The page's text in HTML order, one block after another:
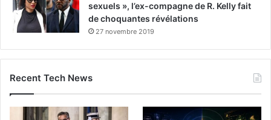
sexuels », l’ex-compagne de R. Kelly fait
de choquantes révélations
27 novembre 2019
Recent Tech News